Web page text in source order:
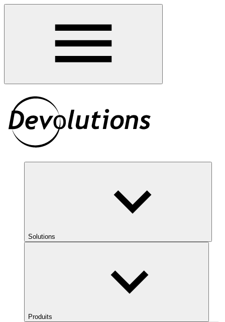
Solutions
Produits